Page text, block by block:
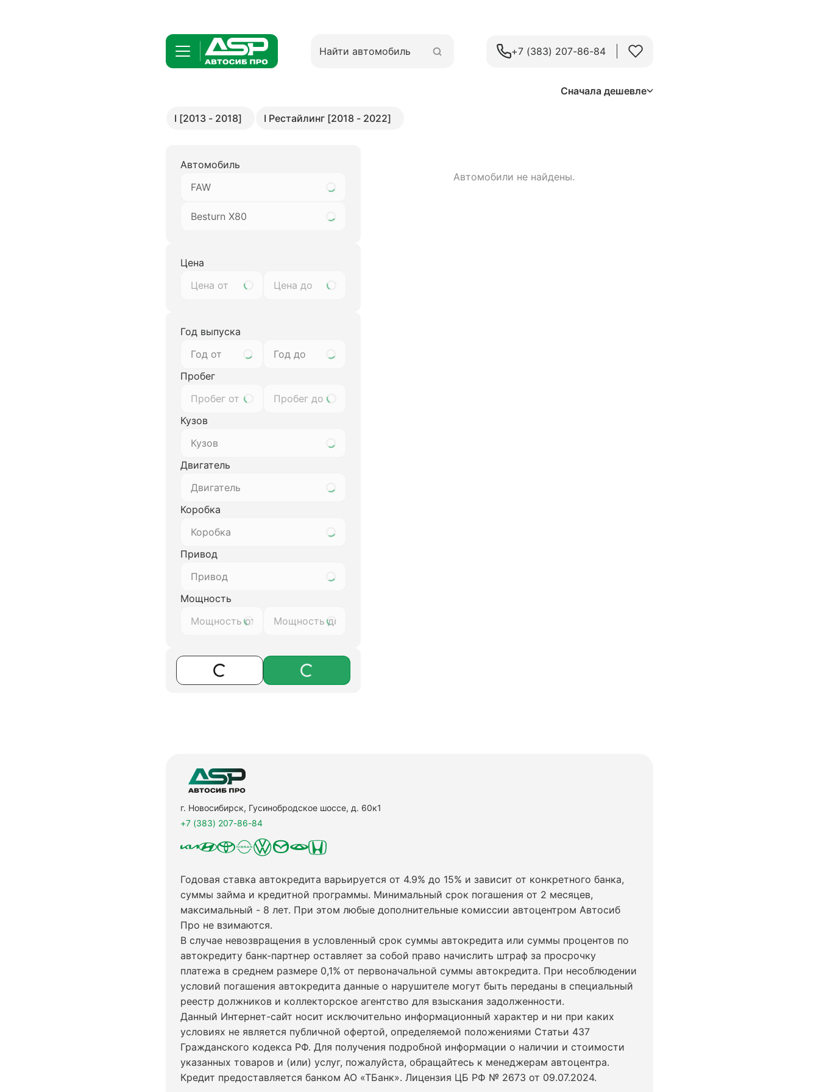
+7 (383) 207-86-84
Сначала дешевле
I [2013 - 2018] I Рестайлинг [2018 - 2022]
Автомобиль
FAW
Besturn X80
Цена
Год выпуска
Год от
Год до
Пробег
Кузов
Кузов
Двигатель
Двигатель
Коробка
Коробка
Привод
Привод
Мощность
Автомобили не найдены.
г. Новосибирск, Гусинобродское шоссе, д. 60к1
+7 (383) 207-86-84
Годовая ставка автокредита варьируется от 4.9% до 15% и зависит от конкретного банка,
суммы займа и кредитной программы. Минимальный срок погашения от 2 месяцев,
максимальный - 8 лет. При этом любые дополнительные комиссии автоцентром Автосиб
Про не взимаются.
В случае невозвращения в условленный срок суммы автокредита или суммы процентов по
автокредиту банк-партнер оставляет за собой право начислить штраф за просрочку
платежа в среднем размере 0,1% от первоначальной суммы автокредита. При несоблюдении
условий погашения автокредита данные о нарушителе могут быть переданы в специальный
реестр должников и коллекторское агентство для взыскания задолженности.
Данный Интернет-сайт носит исключительно информационный характер и ни при каких
условиях не является публичной офертой, определяемой положениями Статьи 437
Гражданского кодекса РФ. Для получения подробной информации о наличии и стоимости
указанных товаров и (или) услуг, пожалуйста, обращайтесь к менеджерам автоцентра.
Кредит предоставляется банком АО «ТБанк». Лицензия ЦБ РФ № 2673 от 09.07.2024.